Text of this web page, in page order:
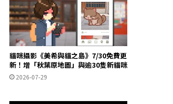
貓咪攝影《美希與貓之島》7/30免費更
新！增「秋葉原地圖」與逾30隻新貓咪
2026-07-29